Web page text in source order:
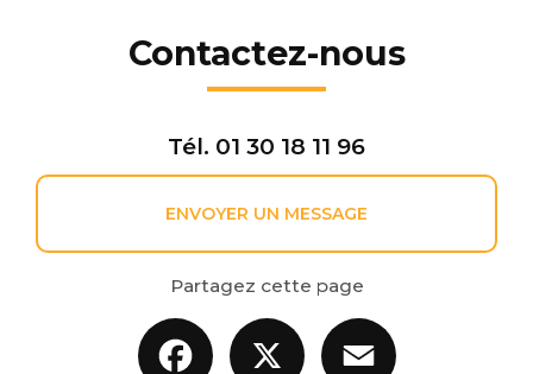
Contactez-nous
Tél. 01 30 18 11 96
ENVOYER UN MESSAGE
Partagez cette page
Facebook